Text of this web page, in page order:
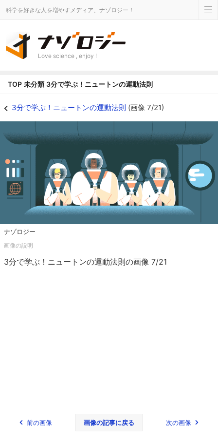
科学を好きな人を増やすメディア、ナゾロジー！
Love science , enjoy !
TOP 未分類 3分で学ぶ！ニュートンの運動法則
3分で学ぶ！ニュートンの運動法則 (画像 7/21)
ナゾロジー
3分で学ぶ！ニュートンの運動法則の画像 7/21
前の画像 画像の記事に戻る 次の画像